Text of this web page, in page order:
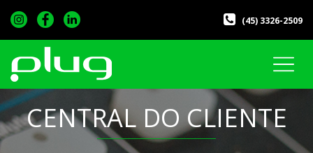
(45) 3326-2509
CENTRAL DO CLIENTE